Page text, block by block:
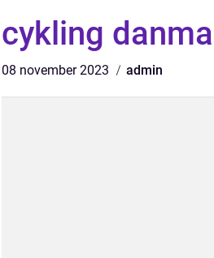
cykling
08 november 2023 admin